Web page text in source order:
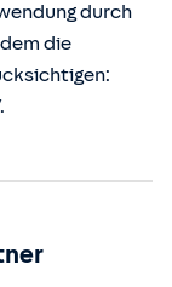
durch
die
.